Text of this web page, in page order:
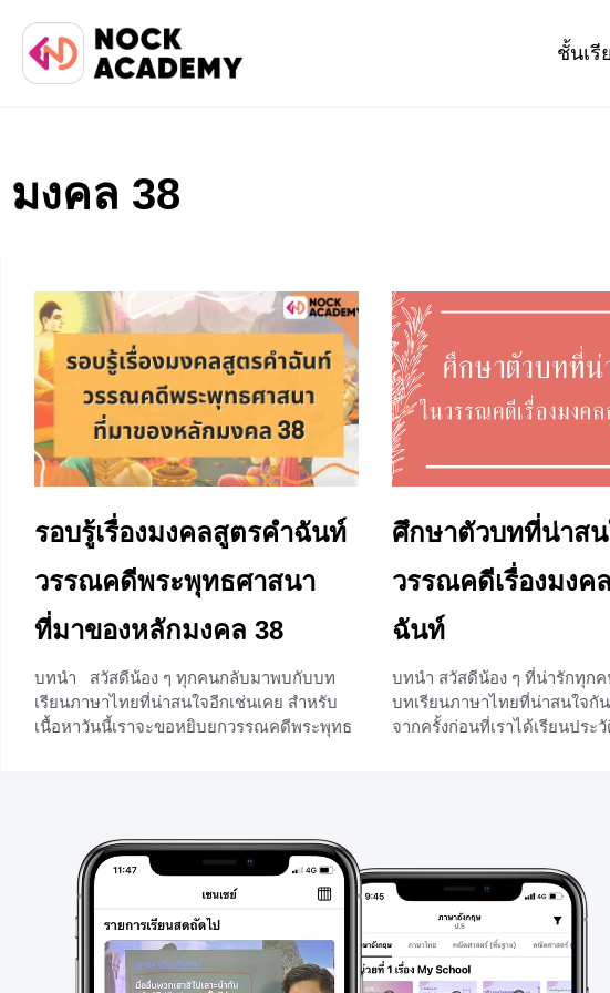
ชั้นเรี
มงคล 38
รอบรู้เรื่องมงคลสูตรคำฉันท์
วรรณคดีพระพุทธศาสนา
ที่มาของหลักมงคล 38
บทนำ สวัสดีน้อง ๆ ทุกคนกลับมาพบกับบท
เรียนภาษาไทยที่น่าสนใจอีกเช่นเคย สำหรับ
เนื้อหาวันนี้เราจะขอหยิบยกวรรณคดีพระพุทธ
วรรณคดี ที่สอนบรรทัดฐานของการกระ
ทำความดีตามวิถีของชาวพุทธ และเป็นที่มา
ของหลักมงคล 38 ประการด้วย ดีงนั้น เดี๋ยววัน
นี้เราจะพาน้อง ๆ ไปรู้จักกับวรรณคดีเรื่องนี้ให้
มากขึ้น ถ้าพร้อมแล้วก็เตรียมตัวเข้าสู่เนื้อหา
กันได้เลย ประวัติความเป็นมา เรื่อง
ศึกษาตัวบทที่น่าสน
วรรณคดีเรื่องมงค
ฉันท์
บทนำ สวัสดีน้อง ๆ ที่น่ารักทุก
บทเรียนภาษาไทยที่น่าสนใจกั
จากครั้งก่อนที่เราได้เรียนประ
บ้าง ดังนั้น ถ้าน้อง ๆ คนไหนพ
เข้าสู่เนื้อหาไปพร้อม ๆ กันเล
เป็นมา สำหรับประวัติความเป็น
มงคลสูตรคำฉันท์มาจากการที่พ
พระมงกุฏเกล้าเจ้าอยู่หัว หรือรั